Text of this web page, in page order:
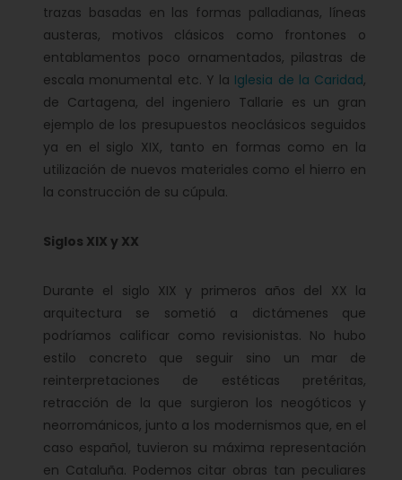
trazas basadas en las formas palladianas, líneas
austeras, motivos clásicos como frontones o
entablamentos poco ornamentados, pilastras de
escala monumental etc. Y la Iglesia de la Caridad,
de Cartagena, del ingeniero Tallarie es un gran
ejemplo de los presupuestos neoclásicos seguidos
ya en el siglo XIX, tanto en formas como en la
utilización de nuevos materiales como el hierro en
la construcción de su cúpula.
Siglos XIX y XX
Durante el siglo XIX y primeros años del XX la
arquitectura se sometió a dictámenes que
podríamos calificar como revisionistas. No hubo
estilo concreto que seguir sino un mar de
reinterpretaciones de estéticas pretéritas,
retracción de la que surgieron los neogóticos y
neorrománicos, junto a los modernismos que, en el
caso español, tuvieron su máxima representación
en Cataluña. Podemos citar obras tan peculiares